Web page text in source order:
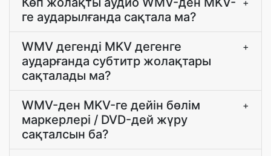
ге аударылғанда сақтала ма?
+
WMV дегенді MKV дегенге
аударғанда субтитр жолақтары
сақталады ма?
+
WMV-ден MKV-ге дейін бөлім
маркерлері / DVD-дей жүру
сақталсын ба?
+